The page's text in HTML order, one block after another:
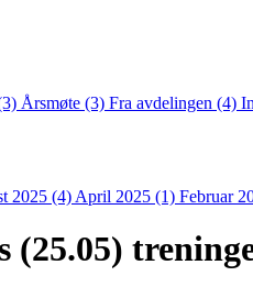
Årsmøte (3) Fra avdelingen (4)
2025 (4) April 2025 (1) Februar
(25.05)